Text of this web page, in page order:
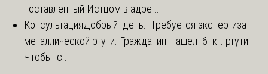
поставленный Истцом в адре...
КонсультацияДобрый день. Требуется экспертиза
металлической ртути. Гражданин нашел 6 кг. ртути.
Чтобы с...